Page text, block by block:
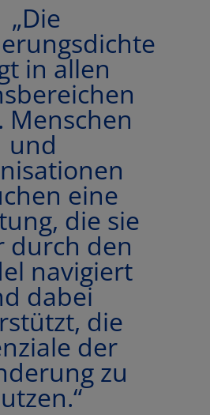
„Die
in allen
Menschen
und
eine
die sie
durch den
navigiert
dabei
die
der
zu